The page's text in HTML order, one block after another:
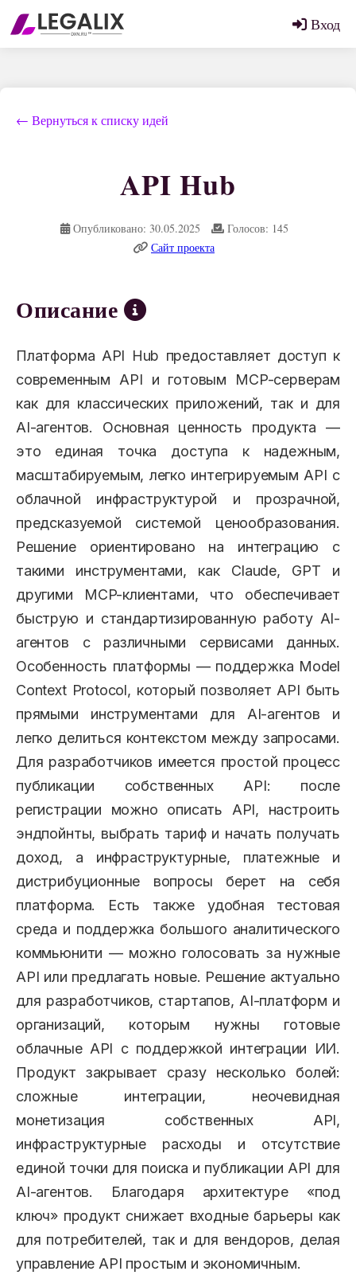
Вход
← Вернуться к списку идей
API Hub
Опубликовано: 30.05.2025
Голосов: 145
Сайт проекта
Описание
Платформа API Hub предоставляет доступ к
современным API и готовым MCP-серверам
как для классических приложений, так и для
AI-агентов. Основная ценность продукта —
это единая точка доступа к надежным,
масштабируемым, легко интегрируемым API с
облачной инфраструктурой и прозрачной,
предсказуемой системой ценообразования.
Решение ориентировано на интеграцию с
такими инструментами, как Claude, GPT и
другими MCP-клиентами, что обеспечивает
быструю и стандартизированную работу AI-
агентов с различными сервисами данных.
Особенность платформы — поддержка Model
Context Protocol, который позволяет API быть
прямыми инструментами для AI-агентов и
легко делиться контекстом между запросами.
Для разработчиков имеется простой процесс
публикации собственных API: после
регистрации можно описать API, настроить
эндпойнты, выбрать тариф и начать получать
доход, а инфраструктурные, платежные и
дистрибуционные вопросы берет на себя
платформа. Есть также удобная тестовая
среда и поддержка большого аналитического
коммьюнити — можно голосовать за нужные
API или предлагать новые. Решение актуально
для разработчиков, стартапов, AI-платформ и
организаций, которым нужны готовые
облачные API с поддержкой интеграции ИИ.
Продукт закрывает сразу несколько болей:
сложные интеграции, неочевидная
монетизация собственных API,
инфраструктурные расходы и отсутствие
единой точки для поиска и публикации API для
AI-агентов. Благодаря архитектуре «под
ключ» продукт снижает входные барьеры как
для потребителей, так и для вендоров, делая
управление API простым и экономичным.